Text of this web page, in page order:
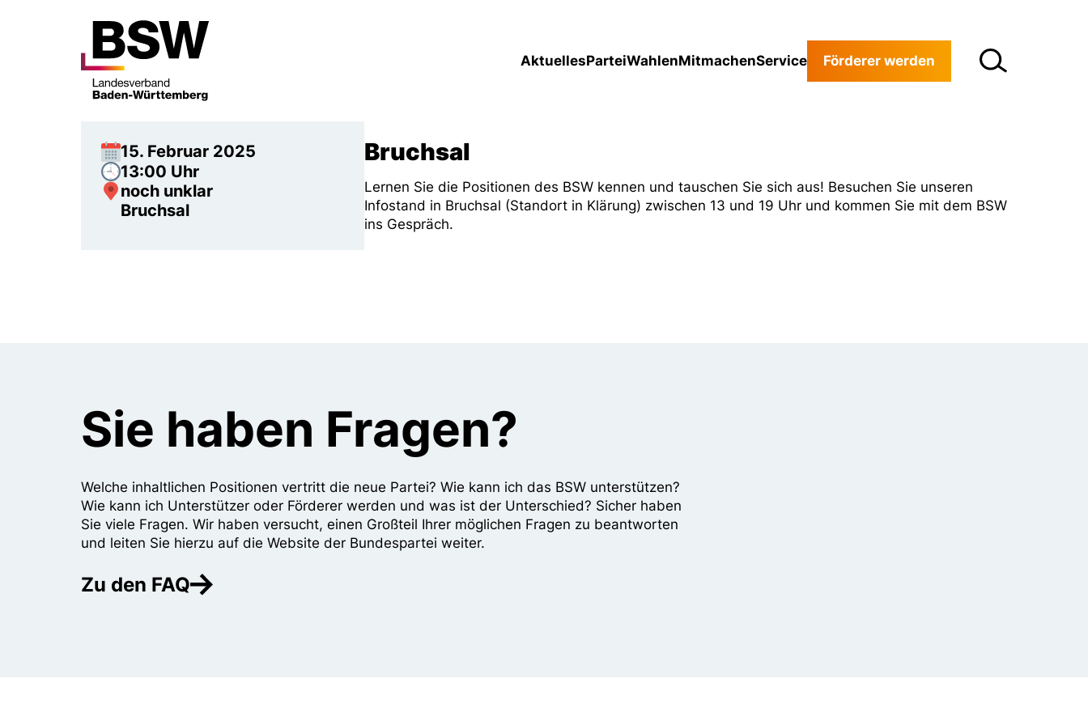
AktuellesParteiWahlenMitmachenService Förderer werden
15. Februar 2025
13:00 Uhr
noch unklar
Bruchsal
Bruchsal
Lernen Sie die Positionen des BSW kennen und tauschen Sie sich aus! Besuchen Sie unseren
Infostand in Bruchsal (Standort in Klärung) zwischen 13 und 19 Uhr und kommen Sie mit dem BSW
ins Gespräch.
Sie haben Fragen?
Welche inhaltlichen Positionen vertritt die neue Partei? Wie kann ich das BSW unterstützen?
Wie kann ich Unterstützer oder Förderer werden und was ist der Unterschied? Sicher haben
Sie viele Fragen. Wir haben versucht, einen Großteil Ihrer möglichen Fragen zu beantworten
und leiten Sie hierzu auf die Website der Bundespartei weiter.
Zu den FAQ